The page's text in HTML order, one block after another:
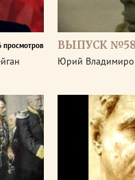
просмотров ВЫПУСК
Юрий